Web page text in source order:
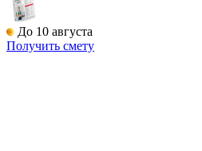
До 10 августа
Получить смету